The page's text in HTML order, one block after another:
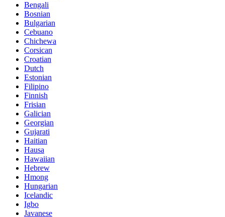
Bengali
Bosnian
Bulgarian
Cebuano
Chichewa
Corsican
Croatian
Dutch
Estonian
Filipino
Finnish
Frisian
Galician
Georgian
Gujarati
Haitian
Hausa
Hawaiian
Hebrew
Hmong
Hungarian
Icelandic
Igbo
Javanese